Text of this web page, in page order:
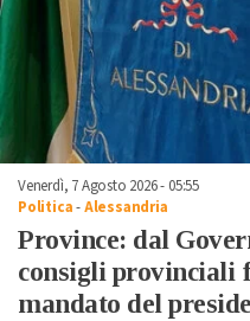
Venerdì, 7 Agosto 2026 - 05:55
Politica-Alessandria
Province: dal
consigli provinciali
mandato del